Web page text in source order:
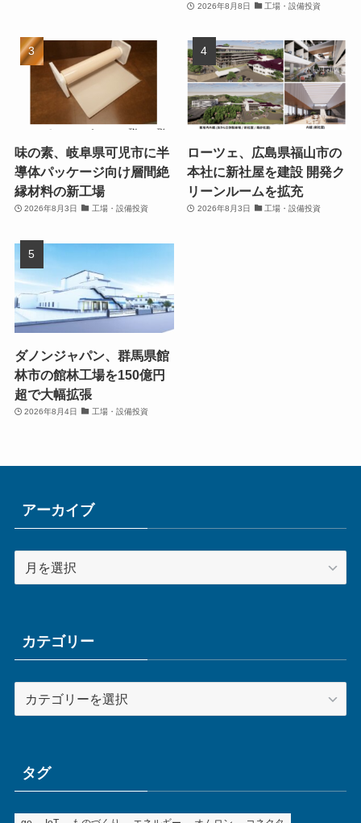
2026年8月8日 工場・設備投資
味の素、岐阜県可児市に半
導体パッケージ向け層間絶
縁材料の新工場
2026年8月3日 工場・設備投資
ローツェ、広島県福山市の
本社に新社屋を建設 開発ク
リーンルームを拡充
2026年8月3日 工場・設備投資
ダノンジャパン、群馬県館
林市の館林工場を150億円
超で大幅拡張
2026年8月4日 工場・設備投資
アーカイブ
ー
ブカテゴリー
テ
ータグ